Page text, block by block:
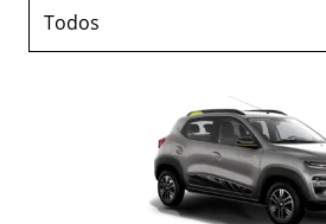
Todos